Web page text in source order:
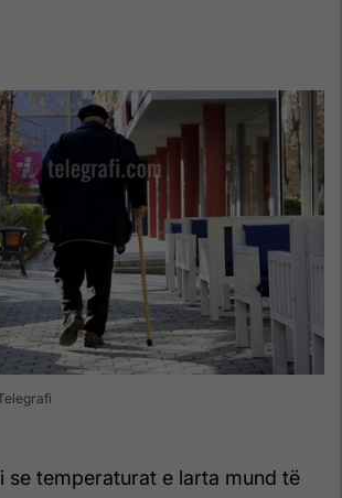
se temperaturat e larta mund të